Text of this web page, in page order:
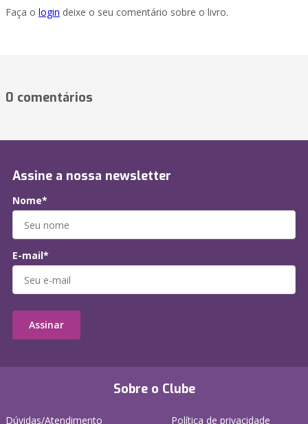
Faça o login deixe o seu comentário sobre o livro.
0 comentários
Sobre o Clube
Dúvidas/Atendimento
Política de privacidade
Assine a nossa newsletter
Nome*
E-mail*
Assinar